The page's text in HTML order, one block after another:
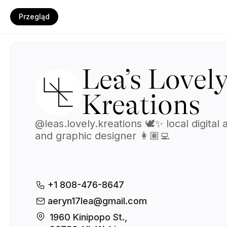
Przegląd
Lea’s
Kreations
@leas.lovely.kreations 🕊️✨ local digital
and graphic designer 👩🏽‍💻
+1 808-476-8647
aeryn17lea@gmail.com
1960 Kinipopo St.,